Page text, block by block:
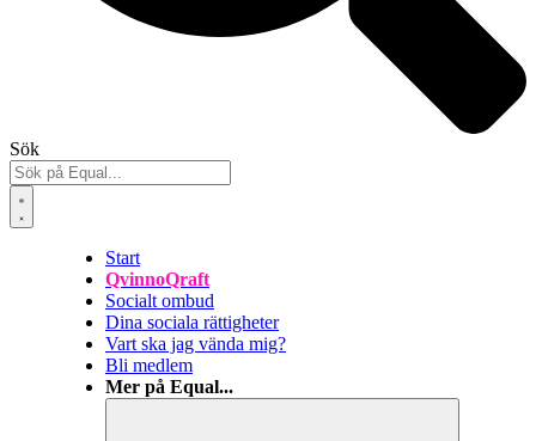
Sök
Start
QvinnoQraft
Socialt ombud
Dina sociala rättigheter
Vart ska jag vända mig?
Bli medlem
Mer på Equal...